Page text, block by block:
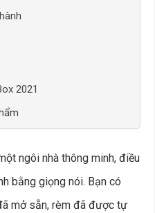
2021
ngôi nhà thông minh, điều
bằng giọng nói. Bạn có
mở sẵn, rèm đã được tự